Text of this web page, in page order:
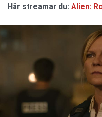
Här streamar du: Alien: